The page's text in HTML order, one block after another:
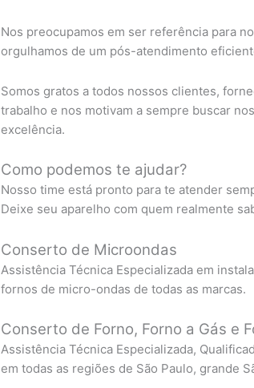
Nos preocupamos em ser referência para
orgulhamos de um pós-atendimento
Somos gratos a todos nossos clientes,
trabalho e nos motivam a sempre buscar
excelência.
Como podemos te ajudar?
Nosso time está pronto para te atender
Deixe seu aparelho com quem realmente
Conserto de Microondas
Assistência Técnica Especializada em
fornos de micro-ondas de todas as marcas.
Conserto de Forno, Forno a Gás e
Assistência Técnica Especializada,
em todas as regiões de São Paulo, grande